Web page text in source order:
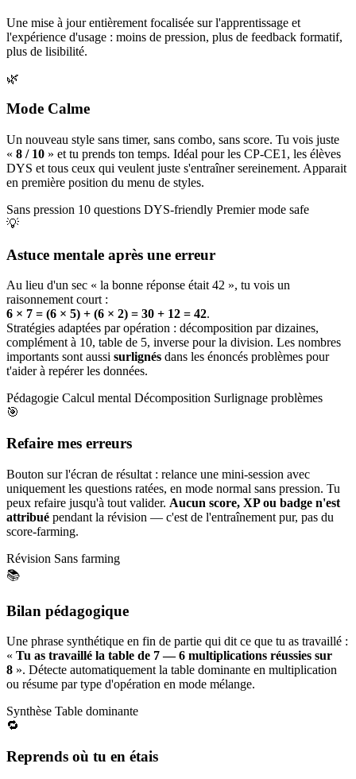
Une mise à jour entièrement focalisée sur l'apprentissage et
l'expérience d'usage : moins de pression, plus de feedback formatif,
plus de lisibilité.
🌿
Mode Calme
Un nouveau style sans timer, sans combo, sans score. Tu vois juste
« 8 / 10 » et tu prends ton temps. Idéal pour les CP-CE1, les élèves
DYS et tous ceux qui veulent juste s'entraîner sereinement. Apparait
en première position du menu de styles.
Sans pression 10 questions DYS-friendly Premier mode safe
💡
Astuce mentale après une erreur
Au lieu d'un sec « la bonne réponse était 42 », tu vois un
raisonnement court :
6 × 7 = (6 × 5) + (6 × 2) = 30 + 12 = 42.
Stratégies adaptées par opération : décomposition par dizaines,
complément à 10, table de 5, inverse pour la division. Les nombres
importants sont aussi surlignés dans les énoncés problèmes pour
t'aider à repérer les données.
Pédagogie Calcul mental Décomposition Surlignage problèmes
🎯
Refaire mes erreurs
Bouton sur l'écran de résultat : relance une mini-session avec
uniquement les questions ratées, en mode normal sans pression. Tu
peux refaire jusqu'à tout valider. Aucun score, XP ou badge n'est
attribué pendant la révision — c'est de l'entraînement pur, pas du
score-farming.
Révision Sans farming
📚
Bilan pédagogique
Une phrase synthétique en fin de partie qui dit ce que tu as travaillé :
« Tu as travaillé la table de 7 — 6 multiplications réussies sur
8 ». Détecte automatiquement la table dominante en multiplication
ou résume par type d'opération en mode mélange.
Synthèse Table dominante
🔁
Reprends où tu en étais